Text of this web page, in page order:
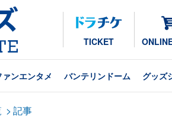
TICKET
ァンエンタメ バンテリンドーム グッズ
> 記事